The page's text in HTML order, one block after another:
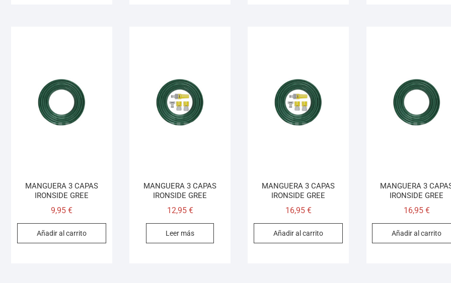
MANGUERA 3 CAPAS
IRONSIDE GREE
9,95 €
Añadir al carrito
MANGUERA 3 CAPAS
IRONSIDE GREE
12,95 €
Leer más
MANGUERA 3 CAPAS
IRONSIDE GREE
16,95 €
Añadir al carrito
MANGUERA 3
IRONSIDE GREE
16,95 €
Añadir al carrito